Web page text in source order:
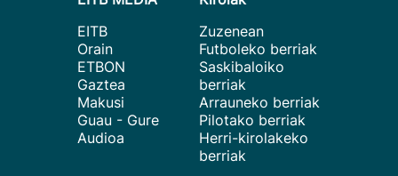
EITB
Orain
ETBON
Gaztea
Makusi
Guau - Gure
Audioa
Zuzenean
Futboleko berriak
Saskibaloiko
berriak
Arrauneko berriak
Pilotako berriak
Herri-kirolakeko
berriak